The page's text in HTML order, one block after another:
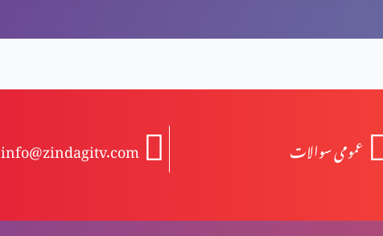
info@zindagitv.com عمومی سوالات